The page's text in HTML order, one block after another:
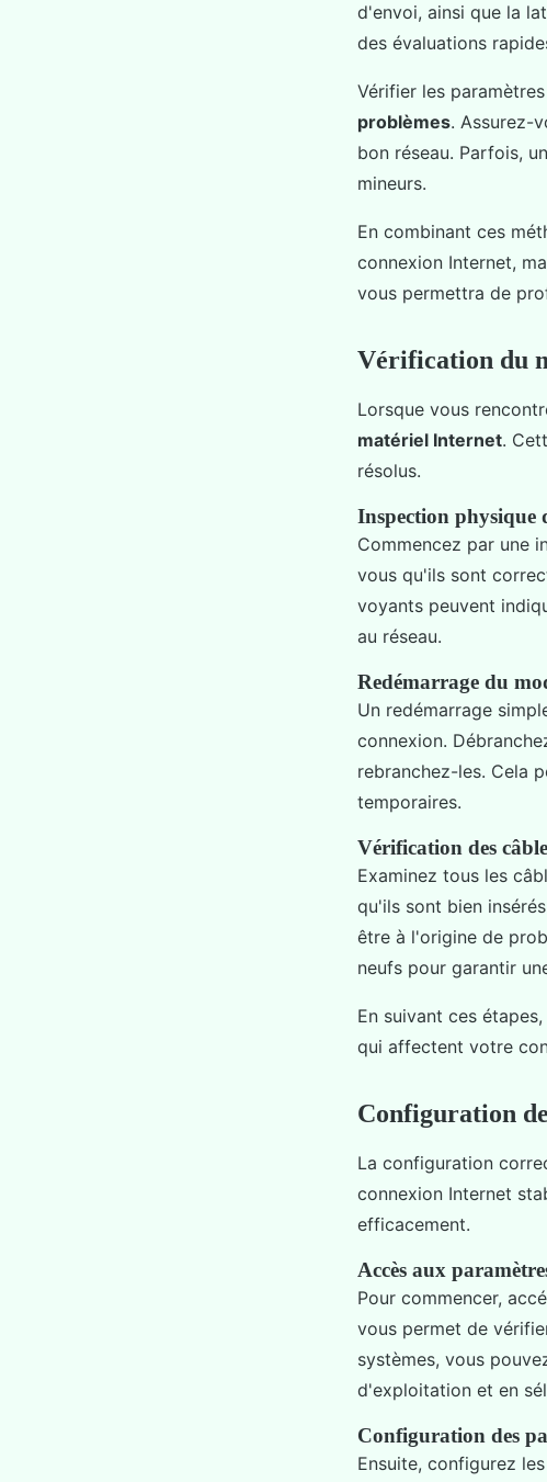
d'envoi, ainsi que la
des évaluations
Vérifier les
problèmes. Assurez-
bon réseau. Parfois,
mineurs.
En combinant ces
connexion Internet,
vous permettra de
Vérification du
Lorsque vous
matériel Internet.
résolus.
Inspection physique
Commencez par une
vous qu'ils sont
voyants peuvent
au réseau.
Redémarrage du
Un redémarrage
connexion.
rebranchez-les. Cela
temporaires.
Vérification des
Examinez tous les
qu'ils sont bien
être à l'origine de
neufs pour garantir
En suivant ces
qui affectent votre
Configuration
La configuration
connexion Internet
efficacement.
Accès aux
Pour commencer,
vous permet de
systèmes, vous
d'exploitation et en
Configuration des
Ensuite, configurez les